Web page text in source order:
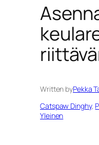
Written byPekka
Catspaw Dinghy,
Yleinen